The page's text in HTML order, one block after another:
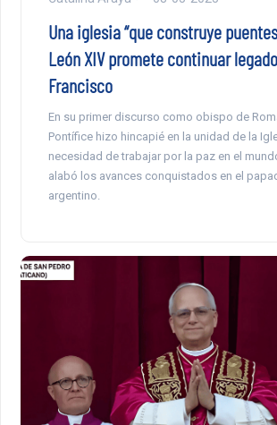
Una iglesia “que construye
León XIV promete continuar
Francisco
En su primer discurso como obispo de
Pontífice hizo hincapié en la unidad de la
necesidad de trabajar por la paz en el
alabó los avances conquistados en el
argentino.